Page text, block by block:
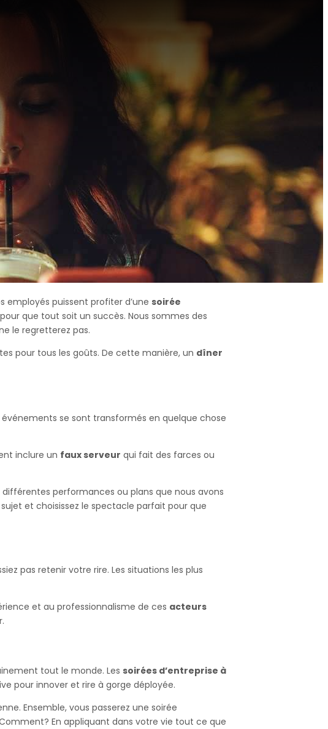
employés puissent profiter d’une soirée
que tout soit un succès. Nous sommes des
le regretterez pas.
pour tous les goûts. De cette manière, un dîner
se sont transformés en quelque chose
inclure un faux serveur qui fait des farces ou
différentes performances ou plans que nous avons
et choisissez le spectacle parfait pour que
pas retenir votre rire. Les situations les plus
et au professionnalisme de ces acteurs
tout le monde. Les soirées d’entreprise à
pour innover et rire à gorge déployée.
Ensemble, vous passerez une soirée
En appliquant dans votre vie tout ce que